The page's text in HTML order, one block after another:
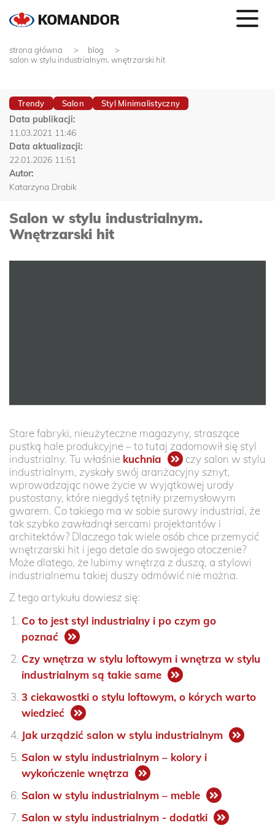
strona główna
blog
salon w stylu industrialnym. wnętrzarski hit
Trendy Salon Styl Minimalistyczny
Data publikacji:
11.03.2021 11:46
Data aktualizacji:
22.01.2026 11:51
Autor:
Katarzyna Drabik
Salon w stylu industrialnym.
Wnętrzarski hit
Stare fabryki, nieużyteczne magazyny, straszące
pustką hale produkcyjne – to tutaj zadomowił się styl
industrialny. Tu właśnie kuchnia
czy salon w stylu
industrialnym, zyskały swój aranżacyjny sznyt,
wprowadzając nowe życie w wyjątkowej urody
pustostany, które niegdyś tętniły przemysłowym
gwarem. Co takiego ma w sobie surowy industrial, że
tak szybko zawładnął sercami projektantów i
architektów? Dlaczego tak wiele osób chce przemycić
wnętrzarski hit i jego detale do swojego otoczenie?
Może dlatego, że lubimy wnętrza z duszą, a stylowi
industrialnemu takiej duszy odmówić nie można.
Z tego artykułu dowiesz się:
Co to jest styl industrialny i po czym go
poznać
Czy wnętrza w stylu loftowym i wnętrza w stylu
industrialnym są takie same
3 ciekawostki o stylu loftowym, o kórych warto
wiedzieć
Jak urządzić salon w stylu industrialnym
Salon w stylu industrialnym – kolory i
wykończenie wnętrza
Salon w stylu industrialnym – meble
Salon w stylu industrialnym - dodatki